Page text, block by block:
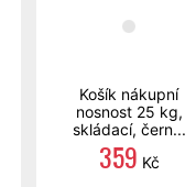
Košík nákupní
nosnost 25 kg,
skládací, čern...
359 Kč